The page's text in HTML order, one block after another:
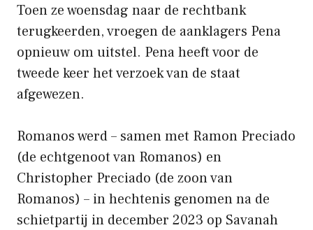
Toen ze woensdag naar de rechtbank
terugkeerden, vroegen de aanklagers Pena
opnieuw om uitstel. Pena heeft voor de
tweede keer het verzoek van de staat
afgewezen.
Romanos werd – samen met Ramon Preciado
(de echtgenoot van Romanos) en
Christopher Preciado (de zoon van
Romanos) – in hechtenis genomen na de
schietpartij in december 2023 op Savanah